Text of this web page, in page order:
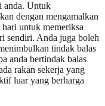
anda. Untuk
dengan mengamalkan
hari untuk memeriksa
sendiri. Anda juga boleh
tindak balas
anda bertindak balas
rakan sekerja yang
luar yang berharga